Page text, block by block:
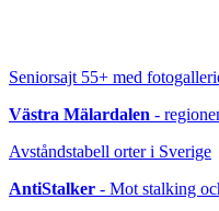
Seniorsajt 55+ med
Västra Mälardalen -
Avståndstabell orter i Sverige
AntiStalker - Mot stalking